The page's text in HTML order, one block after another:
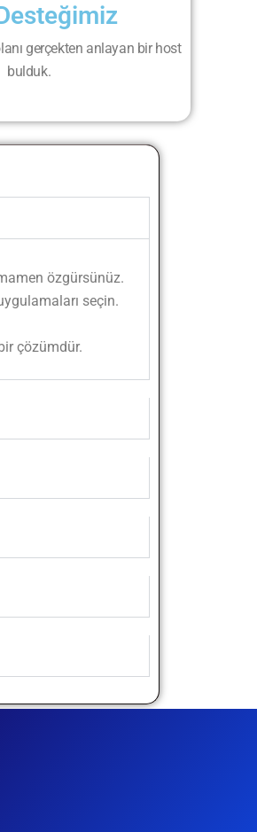
gerçekten anlayan bir host
bulduk.
özgürsünüz.
seçin.
çözümdür.